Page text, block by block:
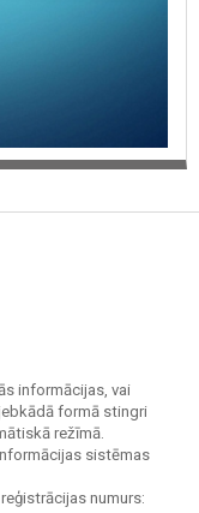
informācijas, vai
formā stingri
režīmā.
sistēmas
numurs: